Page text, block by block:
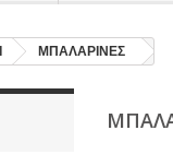
ΜΠΑΛΑΡΙΝΕΣ